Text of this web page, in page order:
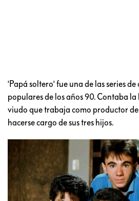
'Papá soltero' fue una de las series
populares de los años 90. Contaba
viudo que trabaja como productor
hacerse cargo de sus tres hijos.